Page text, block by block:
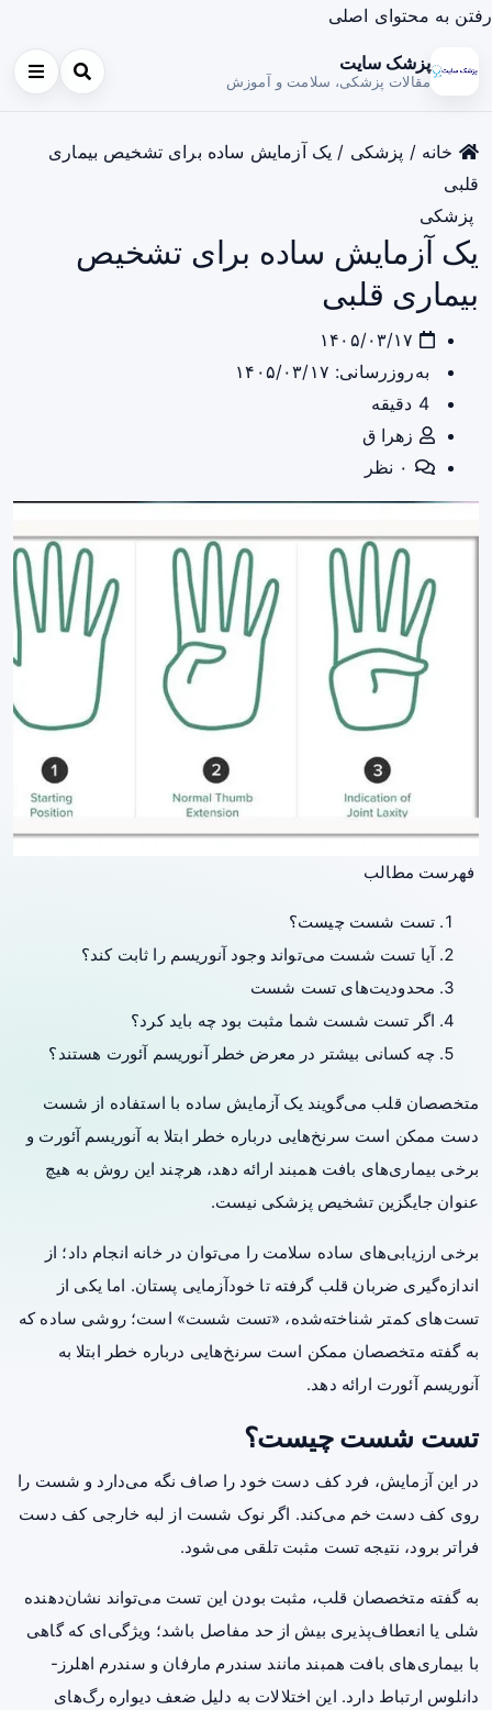
رفتن به محتوای اصلی
پزشک سایت
مقالات پزشکی، سلامت و آموزش
خانه / پزشکی / یک آزمایش ساده برای تشخیص بیماری
قلبی
پزشکی
یک آزمایش ساده برای تشخیص
بیماری قلبی
به‌روزرسانی: ۱۴۰۵/۰۳/۱۷
4 دقیقه
زهرا ق
فهرست مطالب
تست شست چیست؟
آیا تست شست می‌تواند وجود آنوریسم را ثابت کند؟
محدودیت‌های تست شست
اگر تست شست شما مثبت بود چه باید کرد؟
چه کسانی بیشتر در معرض خطر آنوریسم آئورت هستند؟
متخصصان قلب می‌گویند یک آزمایش ساده با استفاده از شست
دست ممکن است سرنخ‌هایی درباره خطر ابتلا به آنوریسم آئورت و
برخی بیماری‌های بافت همبند ارائه دهد، هرچند این روش به هیچ
عنوان جایگزین تشخیص پزشکی نیست.
برخی ارزیابی‌های ساده سلامت را می‌توان در خانه انجام داد؛ از
اندازه‌گیری ضربان قلب گرفته تا خودآزمایی پستان. اما یکی از
تست‌های کمتر شناخته‌شده، «تست شست» است؛ روشی ساده که
به گفته متخصصان ممکن است سرنخ‌هایی درباره خطر ابتلا به
آنوریسم آئورت ارائه دهد.
تست شست چیست؟
در این آزمایش، فرد کف دست خود را صاف نگه می‌دارد و شست را
روی کف دست خم می‌کند. اگر نوک شست از لبه خارجی کف دست
فراتر برود، نتیجه تست مثبت تلقی می‌شود.
به گفته متخصصان قلب، مثبت بودن این تست می‌تواند نشان‌دهنده
شلی یا انعطاف‌پذیری بیش از حد مفاصل باشد؛ ویژگی‌ای که گاهی
با بیماری‌های بافت همبند مانند سندرم مارفان و سندرم اهلرز-
دانلوس ارتباط دارد. این اختلالات به دلیل ضعف دیواره رگ‌های